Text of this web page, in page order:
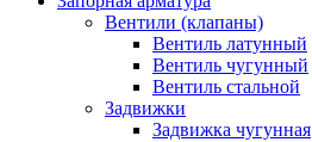
Вентили (клапаны)
Вентиль латунный
Вентиль чугунный
Вентиль стальной
Задвижки
Задвижка чугунная